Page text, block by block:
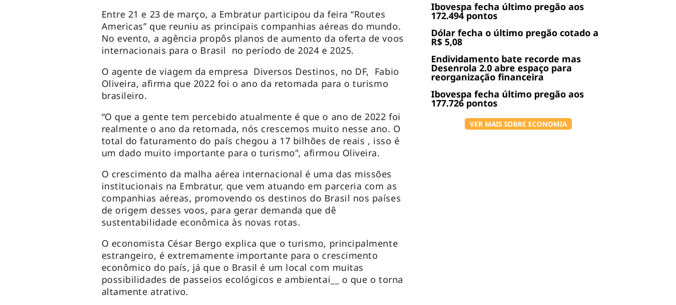
Ibovespa fecha último pregão aos
172.494 pontos
Dólar fecha o último pregão cotado a
R$ 5,08
Endividamento bate recorde mas
Desenrola 2.0 abre espaço para
reorganização financeira
Ibovespa fecha último pregão aos
177.726 pontos
VER MAIS SOBRE ECONOMIA
Entre 21 e 23 de março, a Embratur participou da feira “Routes
Americas” que reuniu as principais companhias aéreas do mundo.
No evento, a agência propôs planos de aumento da oferta de voos
internacionais para o Brasil no período de 2024 e 2025.
O agente de viagem da empresa Diversos Destinos, no DF, Fabio
Oliveira, afirma que 2022 foi o ano da retomada para o turismo
brasileiro.
“O que a gente tem percebido atualmente é que o ano de 2022 foi
realmente o ano da retomada, nós crescemos muito nesse ano. O
total do faturamento do país chegou a 17 bilhões de reais , isso é
um dado muito importante para o turismo”, afirmou Oliveira.
O crescimento da malha aérea internacional é uma das missões
institucionais na Embratur, que vem atuando em parceria com as
companhias aéreas, promovendo os destinos do Brasil nos países
de origem desses voos, para gerar demanda que dê
sustentabilidade econômica às novas rotas.
O economista César Bergo explica que o turismo, principalmente
estrangeiro, é extremamente importante para o crescimento
econômico do país, já que o Brasil é um local com muitas
possibilidades de passeios ecológicos e ambientai__ o que o torna
altamente atrativo.